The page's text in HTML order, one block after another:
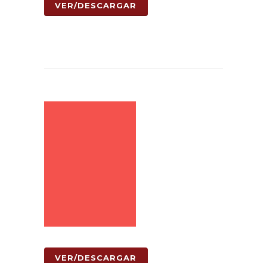
VER/DESCARGAR
VER/DESCARGAR